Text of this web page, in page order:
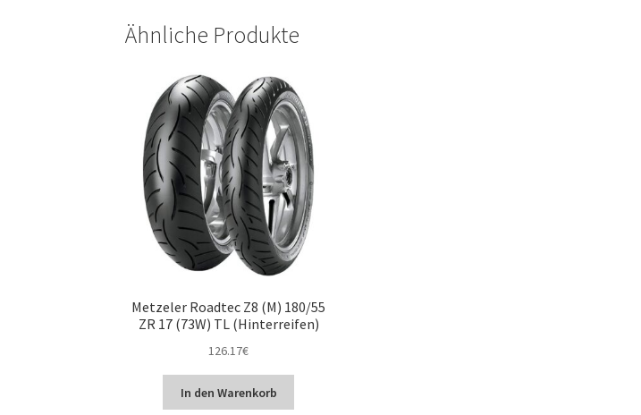
Ähnliche Produkte
Metzeler Roadtec Z8 (M) 180/55
ZR 17 (73W) TL (Hinterreifen)
126.17€
In den Warenkorb